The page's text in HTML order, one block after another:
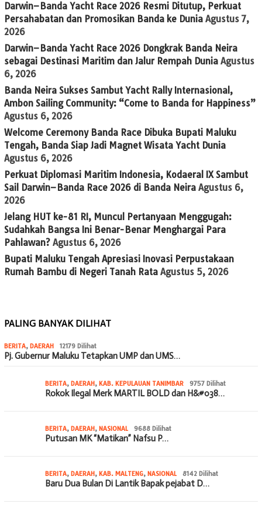
Darwin–Banda Yacht Race 2026 Resmi Ditutup, Perkuat
Persahabatan dan Promosikan Banda ke Dunia Agustus 7,
2026
Darwin–Banda Yacht Race 2026 Dongkrak Banda Neira
sebagai Destinasi Maritim dan Jalur Rempah Dunia Agustus
6, 2026
Banda Neira Sukses Sambut Yacht Rally Internasional,
Ambon Sailing Community: “Come to Banda for Happiness”
Agustus 6, 2026
Welcome Ceremony Banda Race Dibuka Bupati Maluku
Tengah, Banda Siap Jadi Magnet Wisata Yacht Dunia
Agustus 6, 2026
Perkuat Diplomasi Maritim Indonesia, Kodaeral IX Sambut
Sail Darwin–Banda Race 2026 di Banda Neira Agustus 6,
2026
Jelang HUT ke-81 RI, Muncul Pertanyaan Menggugah:
Sudahkah Bangsa Ini Benar-Benar Menghargai Para
Pahlawan? Agustus 6, 2026
Bupati Maluku Tengah Apresiasi Inovasi Perpustakaan
Rumah Bambu di Negeri Tanah Rata Agustus 5, 2026
PALING BANYAK DILIHAT
BERITA, DAERAH 12179 Dilihat
Pj. Gubernur Maluku Tetapkan UMP dan UMS…
BERITA, DAERAH, KAB. KEPULAUAN TANIMBAR 9757 Dilihat
Rokok Ilegal Merk MARTIL BOLD dan H&#038…
BERITA, DAERAH, NASIONAL 9688 Dilihat
Putusan MK “Matikan” Nafsu P…
BERITA, DAERAH, KAB. MALTENG, NASIONAL 8142 Dilihat
Baru Dua Bulan Di Lantik Bapak pejabat D…